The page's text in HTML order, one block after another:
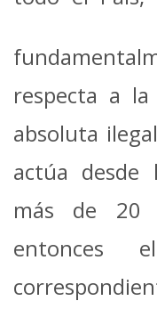
respecta a
absoluta
actúa desde
más de 20
entonces